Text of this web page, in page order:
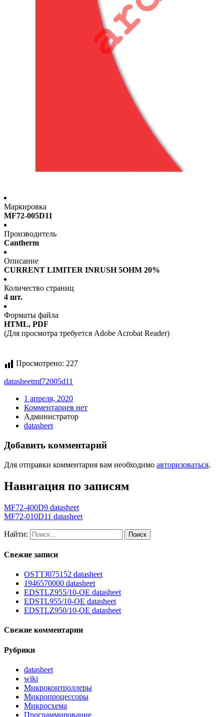
Маркировка
MF72-005D11
Производитель
Cantherm
Описание
CURRENT LIMITER INRUSH 5OHM 20%
Количество страниц
4 шт.
Форматы файла
HTML, PDF
(Для просмотра требуется Adobe Acrobat Reader)
Просмотрено: 227
datasheetmf72005d11
1 апреля, 2020
Комментариев нет
Администратор
datasheet
Добавить комментарий
Для отправки комментария вам необходимо авторизоваться.
Навигация по записям
MF72-400D9 datasheet
MF72-010D11 datasheet
Найти:
Свежие записи
OSTTJ075152 datasheet
1946570000 datasheet
EDSTLZ955/10-OE datasheet
EDSTL955/10-OE datasheet
EDSTLZ950/10-OE datasheet
Свежие комментарии
Рубрики
datasheet
wiki
Микроконтроллеры
Микропроцессоры
Микросхема
Программирование